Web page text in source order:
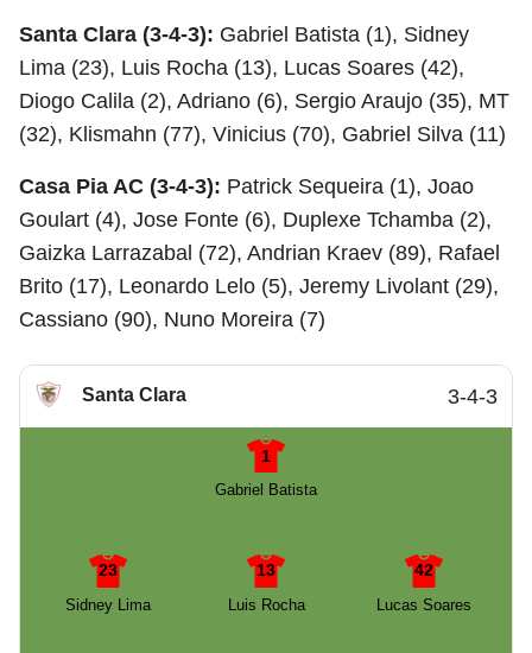
Santa Clara (3-4-3): Gabriel Batista (1), Sidney
Lima (23), Luis Rocha (13), Lucas Soares (42),
Diogo Calila (2), Adriano (6), Sergio Araujo (35), MT
(32), Klismahn (77), Vinicius (70), Gabriel Silva (11)
Casa Pia AC (3-4-3): Patrick Sequeira (1), Joao
Goulart (4), Jose Fonte (6), Duplexe Tchamba (2),
Gaizka Larrazabal (72), Andrian Kraev (89), Rafael
Brito (17), Leonardo Lelo (5), Jeremy Livolant (29),
Cassiano (90), Nuno Moreira (7)
Santa Clara 3-4-3
1
Gabriel Batista
23
Sidney Lima
13
Luis Rocha
42
Lucas Soares